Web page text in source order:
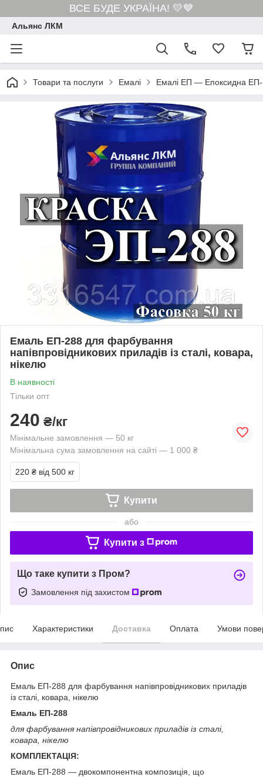
ВСЕ БУДЕ УКРАЇНА! 💛💙
Альянс ЛКМ
Товари та послуги Емалі Емалі ЕП — Епоксидна
Емаль ЕП-288 для фарбування
напівпровідникових приладів із сталі, ковара,
нікелю
В наявності
Тільки опт
240 ₴/кг
Мінімальне замовлення — 50 кг
Мінімальна сума замовлення на сайті — 1 000 ₴
220 ₴ від 500 кг
Купити
або
Купити з
Що таке купити з Пром?
Замовлення під захистом
Характеристики Доставка Оплата Умови
Опис
Емаль ЕП-288 для фарбування напівпровідникових приладів
із сталі, ковара, нікелю
Емаль ЕП-288
для фарбування напівпровідникових приладів із сталі,
ковара, нікелю
КОМПЛЕКТАЦІЯ:
Емаль ЕП-288 — двокомпонентна композиція, що